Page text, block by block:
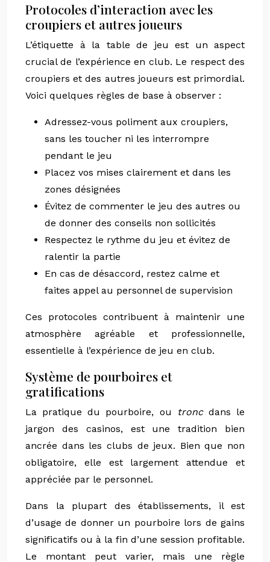
Protocoles d’interaction avec les
croupiers et autres joueurs
L’étiquette à la table de jeu est un aspect
crucial de l’expérience en club. Le respect des
croupiers et des autres joueurs est primordial.
Voici quelques règles de base à observer :
Adressez-vous poliment aux croupiers,
sans les toucher ni les interrompre
pendant le jeu
Placez vos mises clairement et dans les
zones désignées
Évitez de commenter le jeu des autres ou
de donner des conseils non sollicités
Respectez le rythme du jeu et évitez de
ralentir la partie
En cas de désaccord, restez calme et
faites appel au personnel de supervision
Ces protocoles contribuent à maintenir une
atmosphère agréable et professionnelle,
essentielle à l’expérience de jeu en club.
Système de pourboires et
gratifications
La pratique du pourboire, ou tronc dans le
jargon des casinos, est une tradition bien
ancrée dans les clubs de jeux. Bien que non
obligatoire, elle est largement attendue et
appréciée par le personnel.
Dans la plupart des établissements, il est
d’usage de donner un pourboire lors de gains
significatifs ou à la fin d’une session profitable.
Le montant peut varier, mais une règle